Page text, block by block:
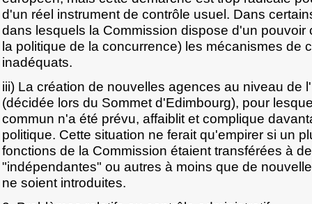
d'un réel instrument de contrôle usuel. Dans
dans lesquels la Commission dispose d'un pouvoir
la politique de la concurrence) les mécanismes de
inadéquats.
iii) La création de nouvelles agences au niveau de
(décidée lors du Sommet d'Edimbourg), pour
commun n'a été prévu, affaiblit et complique
politique. Cette situation ne ferait qu'empirer si un
fonctions de la Commission étaient transférées à
"indépendantes" ou autres à moins que de
ne soient introduites.